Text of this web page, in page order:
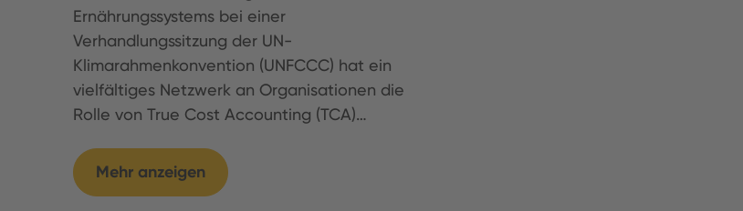
Ernährungssystems bei einer
Verhandlungssitzung der UN-
Klimarahmenkonvention (UNFCCC) hat ein
vielfältiges Netzwerk an Organisationen die
Rolle von True Cost Accounting (TCA)…
Mehr anzeigen